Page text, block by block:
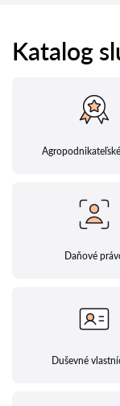
Katalog
Daňové
Duševné